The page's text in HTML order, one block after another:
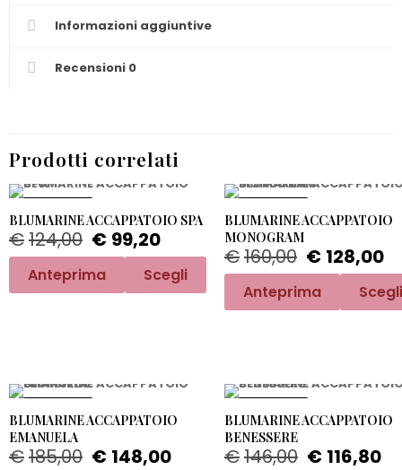
Informazioni aggiuntive
Recensioni 0
Prodotti correlati
BLUMARINE ACCAPPATOIO SPA
€124,00 € 99,20
Anteprima Scegli
BLUMARINE ACCAPPATOIO
MONOGRAM
€160,00 € 128,00
Anteprima Scegli
BLUMARINE ACCAPPATOIO
EMANUELA
€185,00 € 148,00
BLUMARINE ACCAPPATOIO
BENESSERE
€146,00 € 116,80